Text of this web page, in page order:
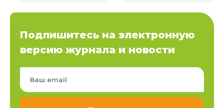
Подпишитесь на электронную
версию журнала и новости